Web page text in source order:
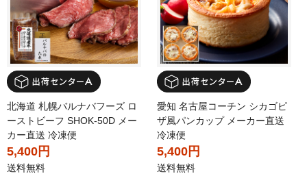
北海道 札幌バルナバフーズ ロ
ーストビーフ SHOK-50D メー
カー直送 冷凍便
5,400円
送料無料
愛知 名古屋コーチン シカゴピ
ザ風パンカップ メーカー直送
冷凍便
5,400円
送料無料